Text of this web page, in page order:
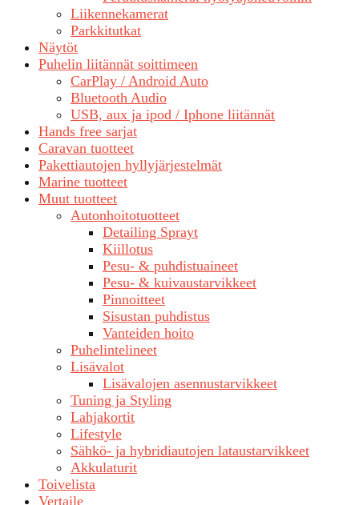
Liikennekamerat
Parkkitutkat
Näytöt
Puhelin liitännät soittimeen
CarPlay / Android Auto
Bluetooth Audio
USB, aux ja ipod / Iphone liitännät
Hands free sarjat
Caravan tuotteet
Pakettiautojen hyllyjärjestelmät
Marine tuotteet
Muut tuotteet
Autonhoitotuotteet
Detailing Sprayt
Kiillotus
Pesu- & puhdistuaineet
Pesu- & kuivaustarvikkeet
Pinnoitteet
Sisustan puhdistus
Vanteiden hoito
Puhelintelineet
Lisävalot
Lisävalojen asennustarvikkeet
Tuning ja Styling
Lahjakortit
Lifestyle
Sähkö- ja hybridiautojen lataustarvikkeet
Akkulaturit
Toivelista
Vertaile